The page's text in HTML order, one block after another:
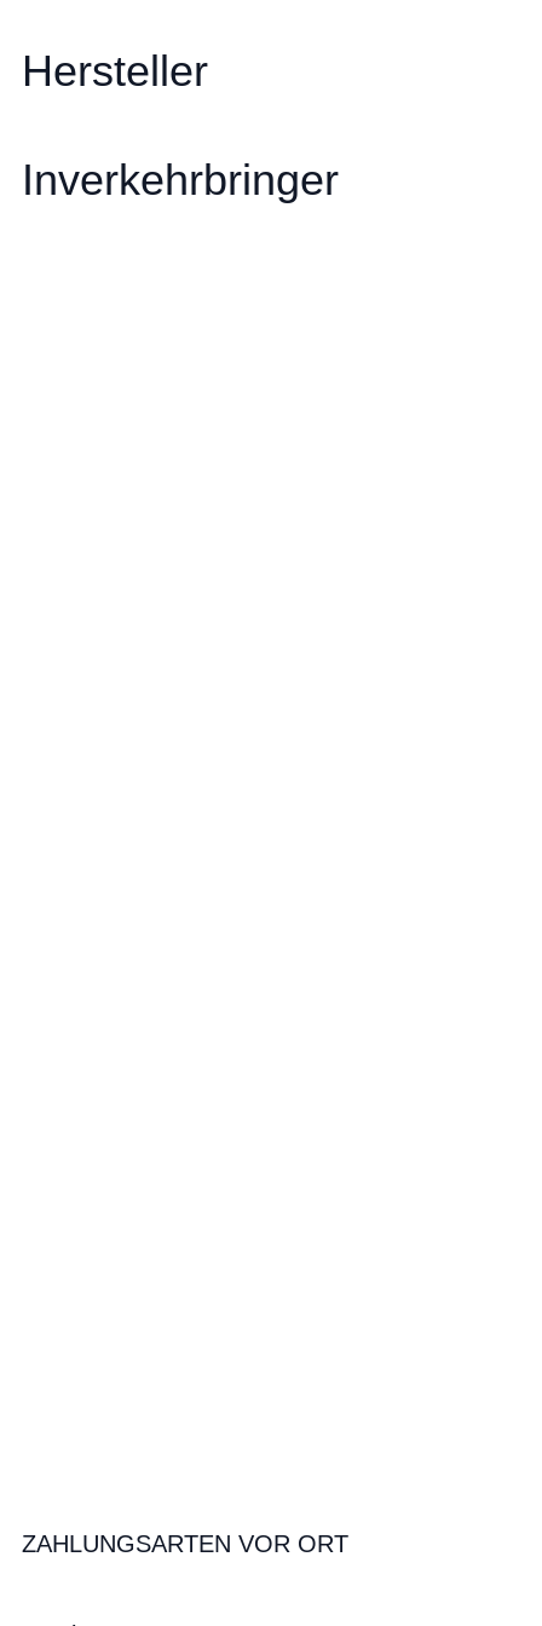
Hersteller
Inverkehrbringer
ZAHLUNGSARTEN VOR ORT